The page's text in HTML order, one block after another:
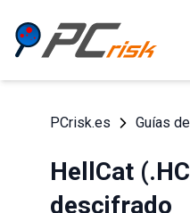
PCrisk.es Guías
HellCat
descifrado